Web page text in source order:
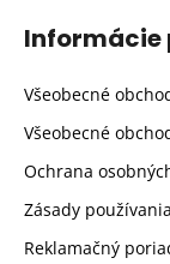
Informácie
Všeobecné
Všeobecné
Ochrana
Zásady
Reklamačný